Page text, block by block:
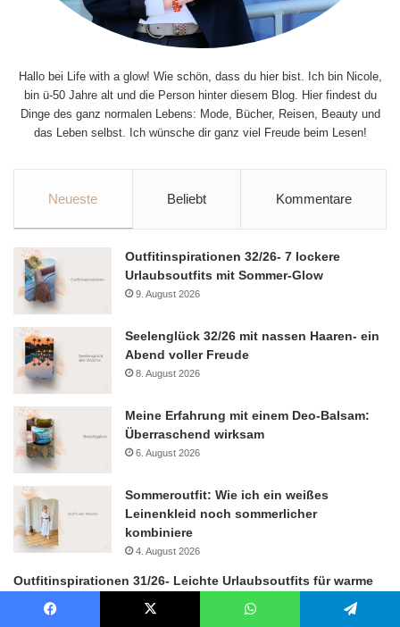
Hallo bei Life with a glow! Wie schön, dass du hier bist. Ich bin Nicole,
bin ü-50 Jahre alt und die Person hinter diesem Blog. Hier findest du
Dinge des ganz normalen Lebens: Mode, Bücher, Reisen, Beauty und
das Leben selbst. Ich wünsche dir ganz viel Freude beim Lesen!
Neueste Beliebt Kommentare
Outfitinspirationen 32/26- 7 lockere
Urlaubsoutfits mit Sommer-Glow
9. August 2026
Seelenglück 32/26 mit nassen Haaren- ein
Abend voller Freude
8. August 2026
Meine Erfahrung mit einem Deo-Balsam:
Überraschend wirksam
6. August 2026
Sommeroutfit: Wie ich ein weißes
Leinenkleid noch sommerlicher
kombiniere
4. August 2026
Outfitinspirationen 31/26- Leichte Urlaubsoutfits für warme
Sommertage
2. August 2026